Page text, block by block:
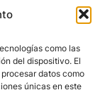
como las
del dispositivo. El
datos como
únicas en este